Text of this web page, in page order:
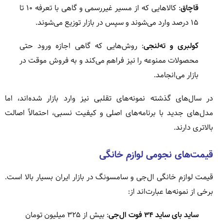
قاچاق
: کالاهایی که از مسیر غیررسمی و گاهی با تعرفه ۱۰ تا
۱۵ درصد وارد می‌شوند و سپس در بازار توزیع می‌شوند.
کولبری و ته‌لنجی: روش‌هایی که گاهی اجازه ورود حتی
محصولات ممنوعه را نیز فراهم می‌کند و به فروش موقت در
بازار می‌انجامد.
در سال‌های گذشته نمونه‌های تقلبی نیز وارد بازار شده‌اند، اما
مدل‌های جدید با برنامه‌های اصلی و کیفیت نسبی، احتمالاً اصالت
بالاتری دارند.
قیمت‌های نجومی لوازم خانگی
قیمت لوازم خانگی ال‌جی و سامسونگ در بازار ایران بسیار بالا است.
برخی از نمونه‌ها عبارت‌اند از:
ساید بای ساید ۳۴ فوت ال‌جی
: بیش از ۳۲۵ میلیون تومان